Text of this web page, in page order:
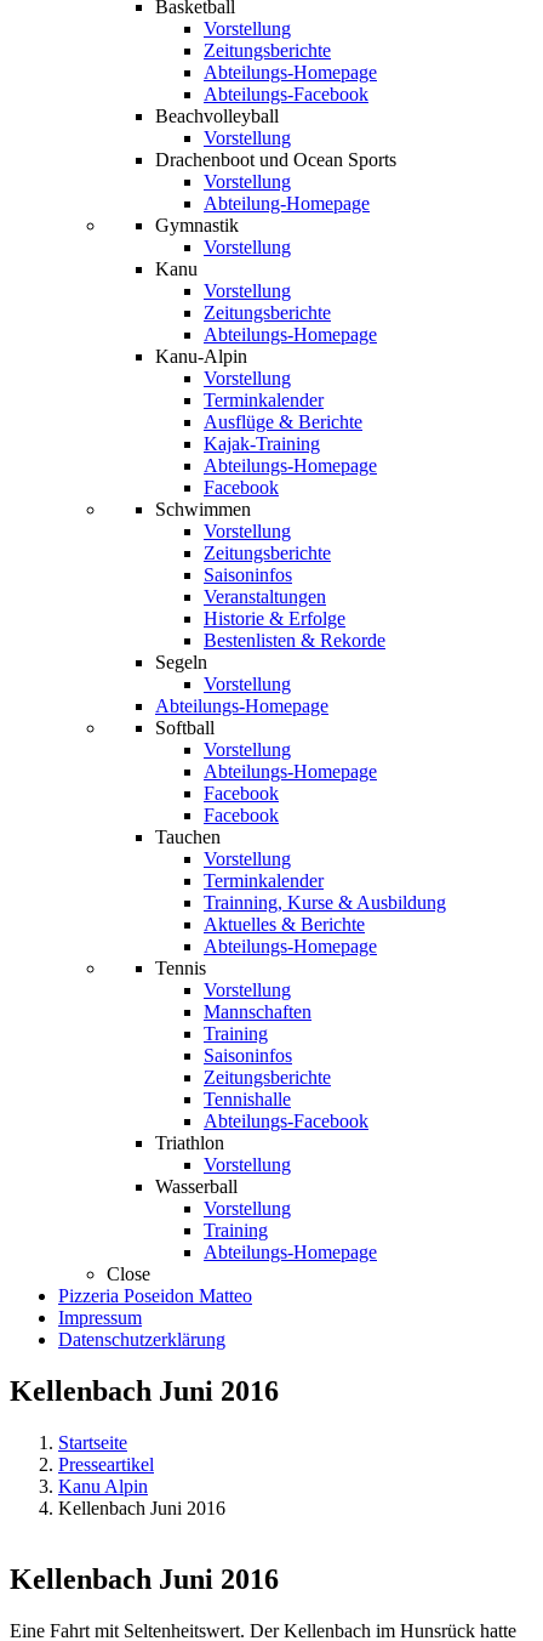
Basketball
Vorstellung
Zeitungsberichte
Abteilungs-Homepage
Abteilungs-Facebook
Beachvolleyball
Vorstellung
Drachenboot und Ocean Sports
Vorstellung
Abteilung-Homepage
Gymnastik
Vorstellung
Kanu
Vorstellung
Zeitungsberichte
Abteilungs-Homepage
Kanu-Alpin
Vorstellung
Terminkalender
Ausflüge & Berichte
Kajak-Training
Abteilungs-Homepage
Facebook
Schwimmen
Vorstellung
Zeitungsberichte
Saisoninfos
Veranstaltungen
Historie & Erfolge
Bestenlisten & Rekorde
Segeln
Vorstellung
Abteilungs-Homepage
Softball
Vorstellung
Abteilungs-Homepage
Facebook
Facebook
Tauchen
Vorstellung
Terminkalender
Trainning, Kurse & Ausbildung
Aktuelles & Berichte
Abteilungs-Homepage
Tennis
Vorstellung
Mannschaften
Training
Saisoninfos
Zeitungsberichte
Tennishalle
Abteilungs-Facebook
Triathlon
Vorstellung
Wasserball
Vorstellung
Training
Abteilungs-Homepage
Close
Pizzeria Poseidon Matteo
Impressum
Datenschutzerklärung
Kellenbach Juni 2016
Startseite
Presseartikel
Kanu Alpin
Kellenbach Juni 2016
Kellenbach Juni 2016
Eine Fahrt mit Seltenheitswert. Der Kellenbach im Hunsrück hatte